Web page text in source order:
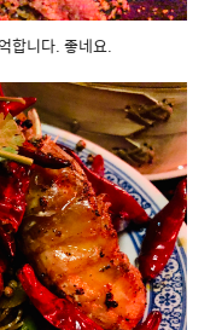
합니다. 좋네요.